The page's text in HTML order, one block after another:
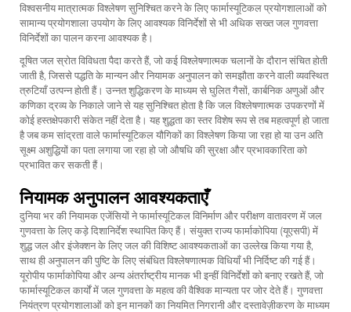
विश्वसनीय मात्रात्मक विश्लेषण सुनिश्चित करने के लिए फार्मास्यूटिकल प्रयोगशालाओं को
सामान्य प्रयोगशाला उपयोग के लिए आवश्यक विनिर्देशों से भी अधिक सख्त जल गुणवत्ता
विनिर्देशों का पालन करना आवश्यक है।
दूषित जल स्रोत विविधता पैदा करते हैं, जो कई विश्लेषणात्मक चलानों के दौरान संचित होती
जाती है, जिससे पद्धति के मान्यन और नियामक अनुपालन को समझौता करने वाली व्यवस्थित
त्रुटियाँ उत्पन्न होती हैं। उन्नत शुद्धिकरण के माध्यम से घुलित गैसों, कार्बनिक अणुओं और
कणिका द्रव्य के निकाले जाने से यह सुनिश्चित होता है कि जल विश्लेषणात्मक उपकरणों में
कोई हस्तक्षेपकारी संकेत नहीं देता है। यह शुद्धता का स्तर विशेष रूप से तब महत्वपूर्ण हो जाता
है जब कम सांद्रता वाले फार्मास्यूटिकल यौगिकों का विश्लेषण किया जा रहा हो या उन अति
सूक्ष्म अशुद्धियों का पता लगाया जा रहा हो जो औषधि की सुरक्षा और प्रभावकारिता को
प्रभावित कर सकती हैं।
नियामक अनुपालन आवश्यकताएँ
दुनिया भर की नियामक एजेंसियों ने फार्मास्यूटिकल विनिर्माण और परीक्षण वातावरण में जल
गुणवत्ता के लिए कड़े दिशानिर्देश स्थापित किए हैं। संयुक्त राज्य फार्माकोपिया (यूएसपी) में
शुद्ध जल और इंजेक्शन के लिए जल की विशिष्ट आवश्यकताओं का उल्लेख किया गया है,
साथ ही अनुपालन की पुष्टि के लिए संबंधित विश्लेषणात्मक विधियाँ भी निर्दिष्ट की गई हैं।
यूरोपीय फार्माकोपिया और अन्य अंतर्राष्ट्रीय मानक भी इन्हीं विनिर्देशों को बनाए रखते हैं, जो
फार्मास्यूटिकल कार्यों में जल गुणवत्ता के महत्व की वैश्विक मान्यता पर जोर देते हैं। गुणवत्ता
नियंत्रण प्रयोगशालाओं को इन मानकों का नियमित निगरानी और दस्तावेज़ीकरण के माध्यम